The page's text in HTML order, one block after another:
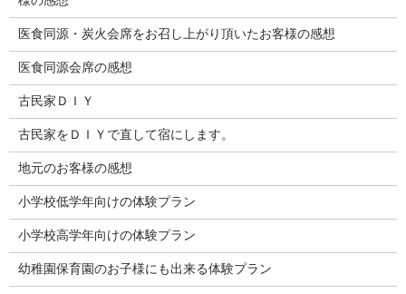
医食同源・炭火会席をお召し上がり頂いたお客様の感想
医食同源会席の感想
古民家ＤＩＹ
古民家をＤＩＹで直して宿にします。
地元のお客様の感想
小学校低学年向けの体験プラン
小学校高学年向けの体験プラン
幼稚園保育園のお子様にも出来る体験プラン